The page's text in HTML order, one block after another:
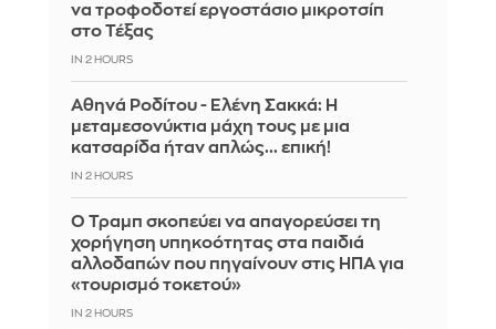
να τροφοδοτεί εργοστάσιο μικροτσίπ
στο Τέξας
IN 2 HOURS
Αθηνά Ροδίτου - Ελένη Σακκά: Η
μεταμεσονύκτια μάχη τους με μια
κατσαρίδα ήταν απλώς... επική!
IN 2 HOURS
Ο Τραμπ σκοπεύει να απαγορεύσει τη
χορήγηση υπηκοότητας στα παιδιά
αλλοδαπών που πηγαίνουν στις ΗΠΑ για
«τουρισμό τοκετού»
IN 2 HOURS